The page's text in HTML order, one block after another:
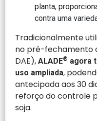
planta,
contra uma
Tradicionalmente
no pré-fechamento
DAE),ALADE® agora
uso ampliada,
antecipada aos 30
reforço do controle
soja.